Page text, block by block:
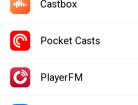
Castbox
Pocket Casts
PlayerFM